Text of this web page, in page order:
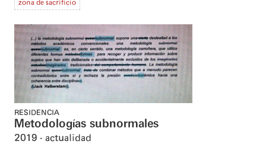
zona de sacrificio
RESIDENCIA
Metodologías subnormales
2019 actualidad